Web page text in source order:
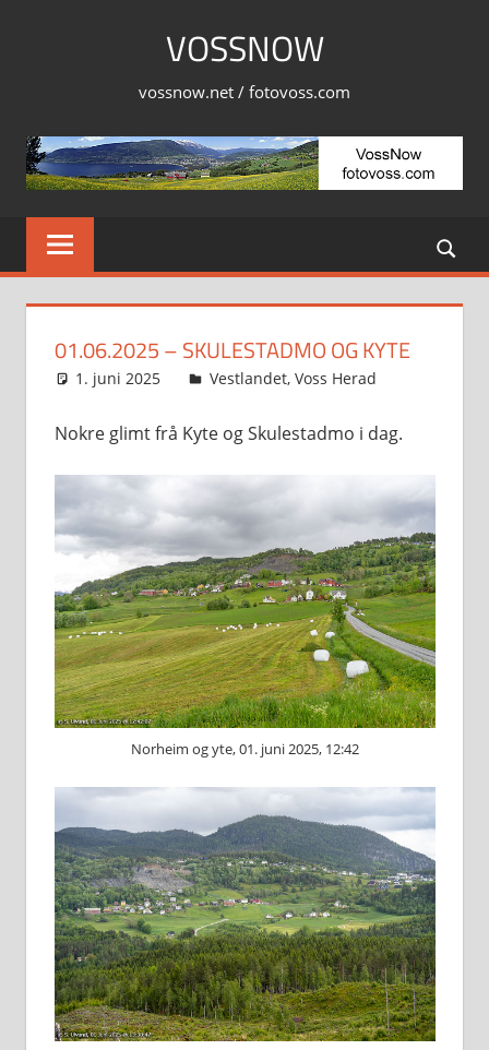
VOSSNOW
vossnow.net / fotovoss.com
01.06.2025 – SKULESTADMO OG KYTE
1. juni 2025 Svein
Vestlandet, Voss Herad
Nokre glimt frå Kyte og Skulestadmo i dag.
Norheim og yte, 01. juni 2025, 12:42